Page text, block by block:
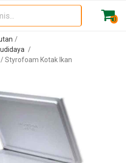
0
Styrofoam Kotak Ikan